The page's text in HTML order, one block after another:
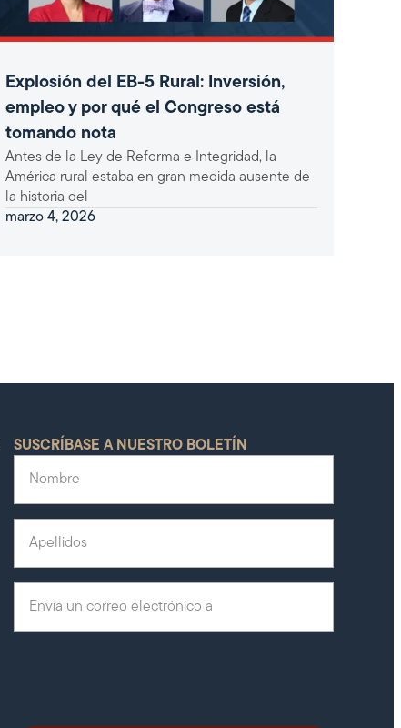
Explosión del EB-5 Rural: Inversión,
empleo y por qué el Congreso está
tomando nota
Antes de la Ley de Reforma e Integridad, la
América rural estaba en gran medida ausente de
la historia del
marzo 4, 2026
SUSCRÍBASE A NUESTRO BOLETÍN
electrónico a